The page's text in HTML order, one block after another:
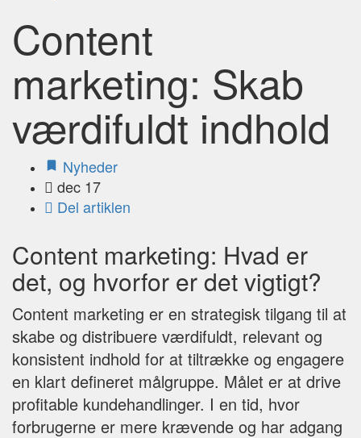
Content
marketing: Skab
værdifuldt indhold
Nyheder
dec 17
Del artiklen
Content marketing: Hvad er
det, og hvorfor er det vigtigt?
Content marketing er en strategisk tilgang til at
skabe og distribuere værdifuldt, relevant og
konsistent indhold for at tiltrække og engagere
en klart defineret målgruppe. Målet er at drive
profitable kundehandlinger. I en tid, hvor
forbrugerne er mere krævende og har adgang